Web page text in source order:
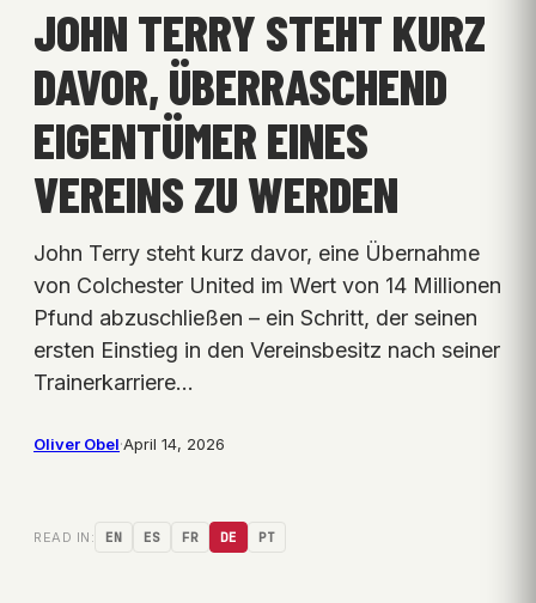
JOHN TERRY STEHT KURZ
DAVOR, ÜBERRASCHEND
EIGENTÜMER EINES
VEREINS ZU WERDEN
John Terry steht kurz davor, eine Übernahme
von Colchester United im Wert von 14 Millionen
Pfund abzuschließen – ein Schritt, der seinen
ersten Einstieg in den Vereinsbesitz nach seiner
Trainerkarriere…
Oliver Obel·April 14, 2026
READ IN: EN ES FR DE PT